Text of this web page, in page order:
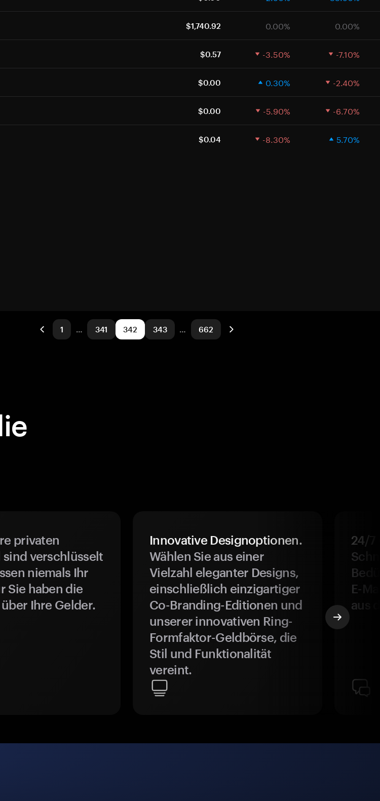
$1,740.92 0.00% 0.00%
$0.57 -3.50% -7.10%
$0.00 0.30% -2.40%
$0.00 -5.90% -6.70%
$0.04 -8.30% 5.70%
1 … 341 342 343 … 662
privaten
sind verschlüsselt
niemals Ihr
Sie haben die
Ihre Gelder.
Innovative Designoptionen.
Wählen Sie aus einer
Vielzahl eleganter Designs,
einschließlich einzigartiger
Co-Branding-Editionen und
unserer innovativen Ring-
Formfaktor-Geldbörse, die
Stil und Funktionalität
vereint.
24/7
E-
aus